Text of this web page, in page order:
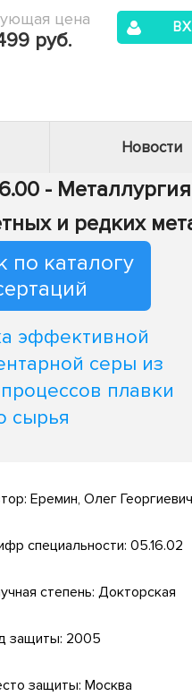
цена
руб.
Новости
-
и редких
по каталогу
эффективной
серы из
плавки
сырья
Еремин, Олег Георгиевич
специальности: 05.16.02
степень: Докторская
защиты: 2005
защиты: Москва